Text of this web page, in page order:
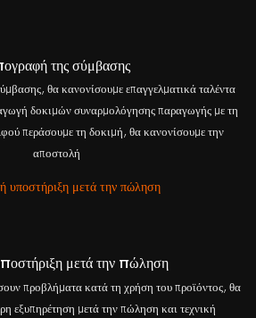
της σύμβασης
θα κανονίσουμε επαγγελματικά ταλέντα
δοκιμών συναρμολόγησης παραγωγής με τη
περάσουμε τη δοκιμή, θα κανονίσουμε την
αποστολή
μετά την πώληση
προβλήματα κατά τη χρήση του προϊόντος, θα
εξυπηρέτηση μετά την πώληση και τεχνική